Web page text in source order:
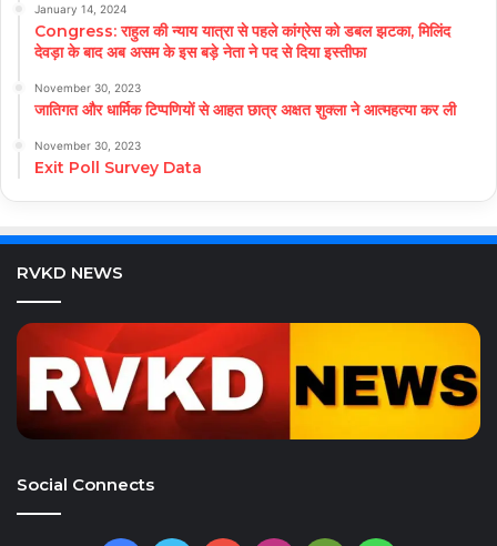
January 14, 2024
Congress: राहुल की न्याय यात्रा से पहले कांग्रेस को डबल झटका, मिलिंद
देवड़ा के बाद अब असम के इस बड़े नेता ने पद से दिया इस्तीफा
November 30, 2023
जातिगत और धार्मिक टिप्पणियों से आहत छात्र अक्षत शुक्ला ने आत्महत्या कर ली
November 30, 2023
Exit Poll Survey Data
RVKD NEWS
Social Connects